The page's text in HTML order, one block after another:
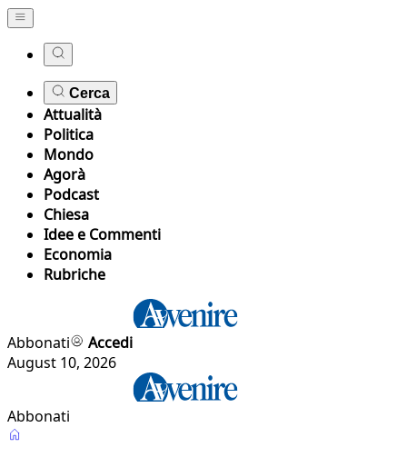
Cerca
Attualità
Politica
Mondo
Agorà
Podcast
Chiesa
Idee e Commenti
Economia
Rubriche
Abbonati
Accedi
August 10, 2026
Abbonati